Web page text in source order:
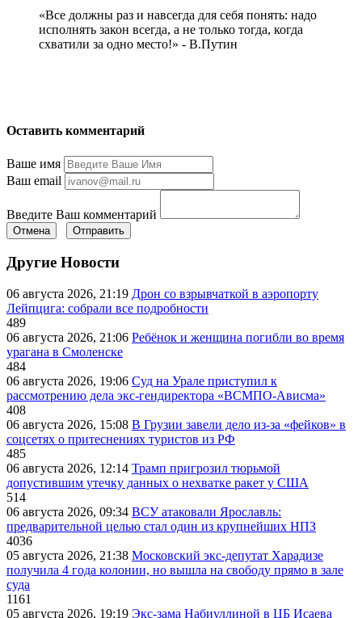
«Все должны раз и навсегда для себя понять: надо
исполнять закон всегда, а не только тогда, когда
схватили за одно место!» - В.Путин
Оставить комментарий
Ваше имя
Ваш email
Введите Ваш комментарий
Отмена Отправить
Другие Новости
06 августа 2026, 21:19 Дрон со взрывчаткой в аэропорту
Лейпцига: собрали все подробности
489
06 августа 2026, 21:06 Ребёнок и женщина погибли во время
урагана в Смоленске
484
06 августа 2026, 19:06 Суд на Урале приступил к
рассмотрению дела экс-гендиректора «ВСМПО-Ависма»
408
06 августа 2026, 15:08 В Грузии завели дело из-за «фейков» в
соцсетях о притеснениях туристов из РФ
485
06 августа 2026, 12:14 Трамп пригрозил тюрьмой
допустившим утечку данных о нехватке ракет у США
514
06 августа 2026, 09:34 ВСУ атаковали Ярославль:
предварительной целью стал один из крупнейших НПЗ
4036
05 августа 2026, 21:38 Московский экс-депутат Харадизе
получила 4 года колонии, но вышла на свободу прямо в зале
суда
1161
05 августа 2026, 19:19 Экс-зама Набиуллиной в ЦБ Исаева